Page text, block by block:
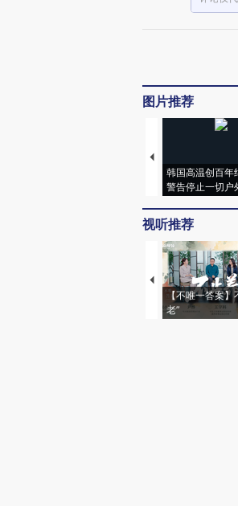
图片推荐
韩国高温创百年
警告停止一切户
视听推荐
【不唯一答案】
老”